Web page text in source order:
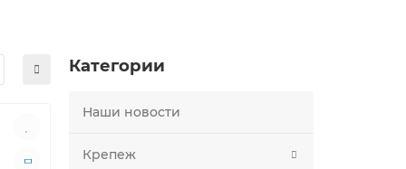
Категории
Наши новости
Крепеж